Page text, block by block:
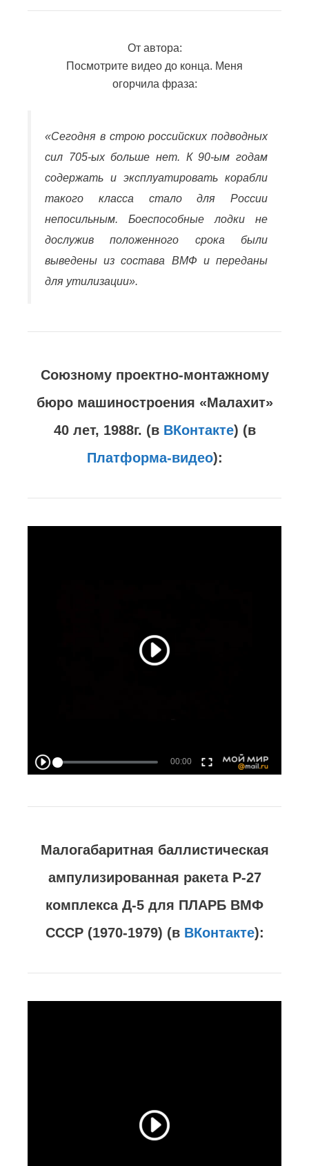
От автора:
Посмотрите видео до конца. Меня
огорчила фраза:
«Сегодня в строю российских подводных
сил 705-ых больше нет. К 90-ым годам
содержать и эксплуатировать корабли
такого класса стало для России
непосильным. Боеспособные лодки не
дослужив положенного срока были
выведены из состава ВМФ и переданы
для утилизации».
Cоюзному проектно-монтажному
бюро машиностроения «Малахит»
40 лет, 1988г. (в ВКонтакте) (в
Платформа-видео):
Малогабаритная баллистическая
ампулизированная ракета Р-27
комплекса Д-5 для ПЛАРБ ВМФ
СССР (1970-1979) (в ВКонтакте):